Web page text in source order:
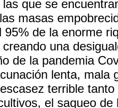
que se
masas
95% de la enorme
una
de la pandemia
lenta, mala
terrible
el saqueo de